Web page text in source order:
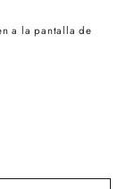
a la pantalla de